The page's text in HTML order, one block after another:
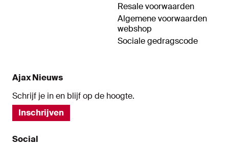
Resale voorwaarden
Algemene voorwaarden
webshop
Sociale gedragscode
Ajax Nieuws
Schrijf je in en blijf op de hoogte.
Inschrijven
Social